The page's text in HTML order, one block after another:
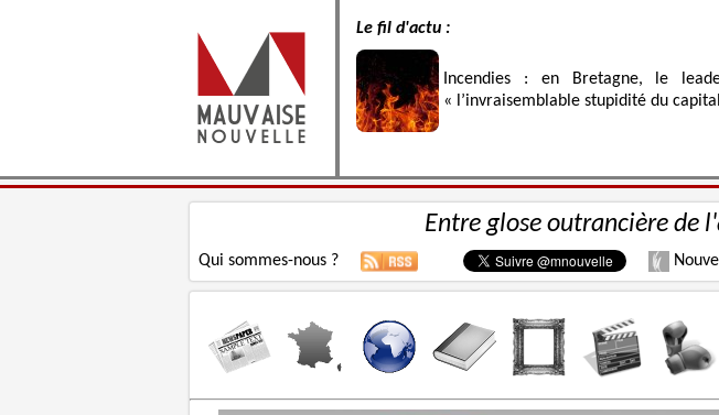
Le fil d'actu :
Incendies : en Bretagne, le
« l’invraisemblable stupidité du
Entre glose outrancière de
Qui sommes-nous ?